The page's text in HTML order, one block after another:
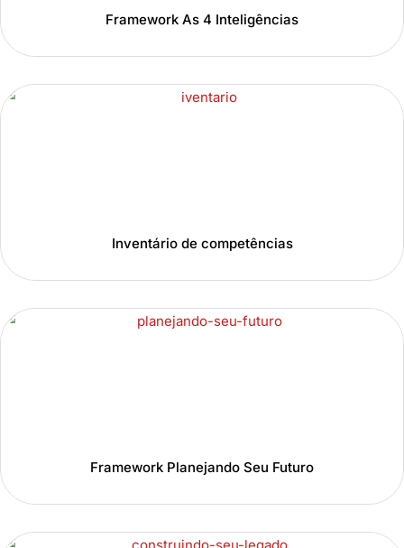
Framework As 4 Inteligências
Inventário de competências
Framework Planejando Seu Futuro